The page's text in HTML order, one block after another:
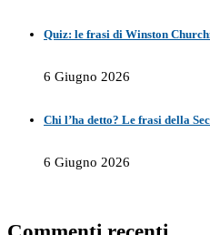
Quiz: le frasi di Winston
6 Giugno 2026
Chi l’ha detto? Le frasi della
6 Giugno 2026